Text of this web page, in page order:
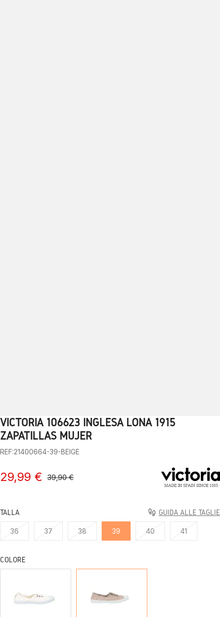
1 2 3 4 5 6 7 8 9
VICTORIA 106623 INGLESA LONA 1915
ZAPATILLAS MUJER
REF:21400664-39-BEIGE
29,99 € 39,90 €
TALLA GUIDA ALLE TAGLIE
36 37 38 39 40 41
COLORE